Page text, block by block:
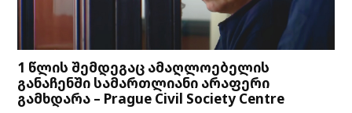
1 წლის შემდეგაც ამაღლოებელის
განაჩენში სამართლიანი არაფერი
გამხდარა – Prague Civil Society Centre